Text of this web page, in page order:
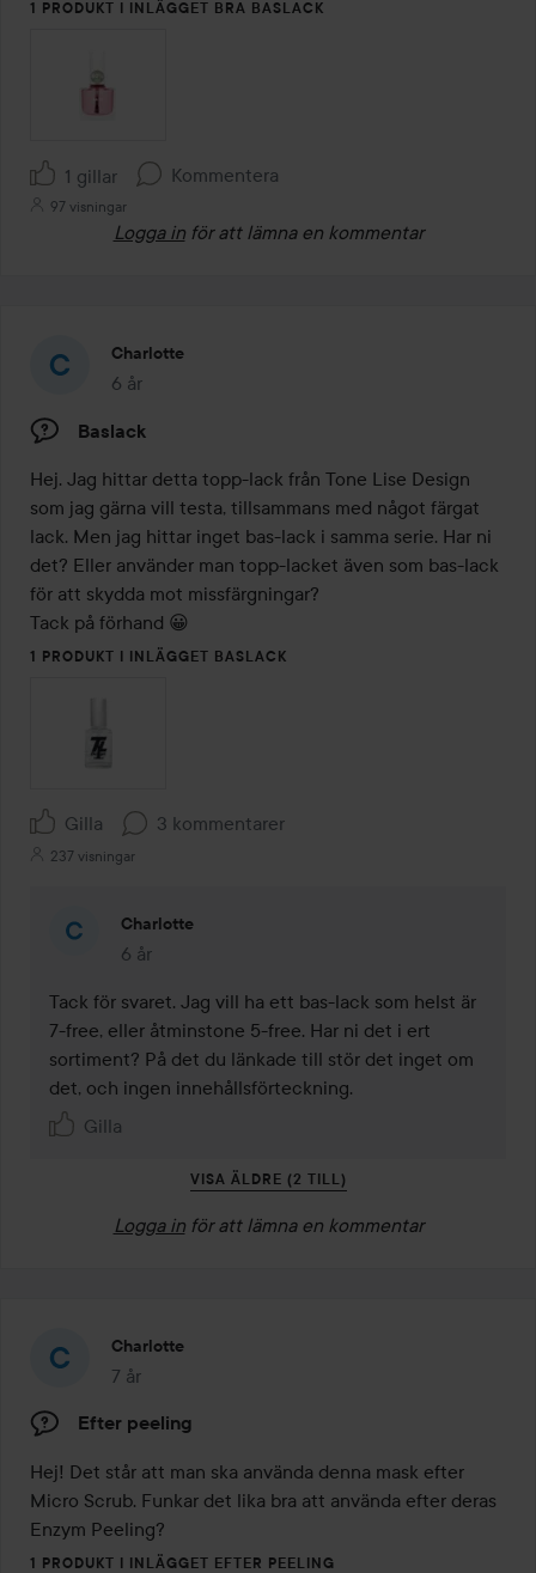
1 PRODUKT I INLÄGGET BRA BASLACK
1 gillar Kommentera
97 visningar
Logga in för att lämna en kommentar
Charlotte
6 år
Inlägget skapades 6 år
Baslack
Hej. Jag hittar detta topp-lack från Tone Lise Design
som jag gärna vill testa, tillsammans med något färgat
lack. Men jag hittar inget bas-lack i samma serie. Har ni
det? Eller använder man topp-lacket även som bas-lack
för att skydda mot missfärgningar?
Tack på förhand 😀
1 PRODUKT I INLÄGGET BASLACK
Gilla 3 kommentarer
237 visningar
Charlotte
6 år
Kommentaren lades 6 år
Tack för svaret. Jag vill ha ett bas-lack som helst är
7-free, eller åtminstone 5-free. Har ni det i ert
sortiment? På det du länkade till stör det inget om
det, och ingen innehållsförteckning.
Gilla
VISA ÄLDRE (2 TILL)
Logga in för att lämna en kommentar
Charlotte
7 år
Inlägget skapades 7 år
Efter peeling
Hej! Det står att man ska använda denna mask efter
Micro Scrub. Funkar det lika bra att använda efter deras
Enzym Peeling?
1 PRODUKT I INLÄGGET EFTER PEELING